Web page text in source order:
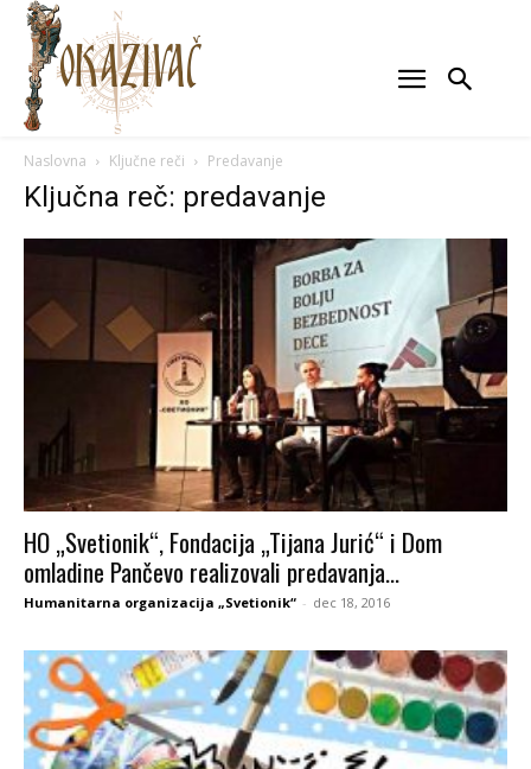
Naslovna Ključne reči Predavanje
Ključna reč: predavanje
HO „Svetionik“, Fondacija „Tijana Jurić“ i Dom
omladine Pančevo realizovali predavanja...
Humanitarna organizacija „Svetionik“ - dec 18, 2016